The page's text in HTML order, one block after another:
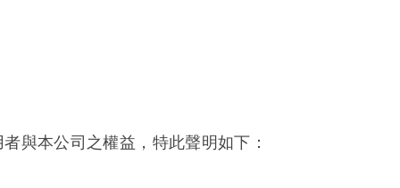
與本公司之權益，特此聲明如下：